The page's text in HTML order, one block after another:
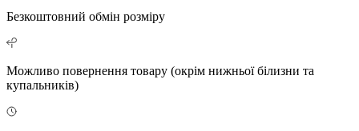
Безкоштовний обмін розміру
Можливо повернення товару (окрім нижньої білизни та
купальників)